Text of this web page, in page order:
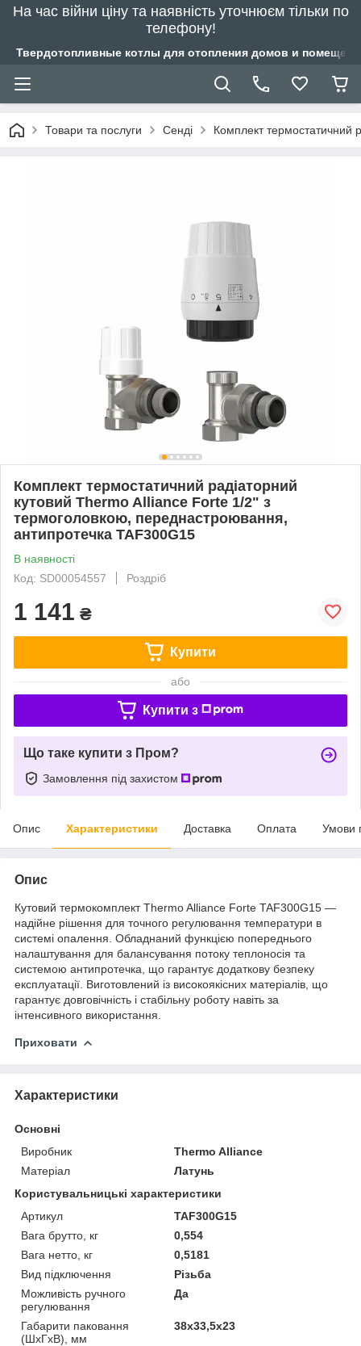
На час війни ціну та наявність уточнюєм тільки по
телефону!
Твердотопливные котлы для отопления домов и
Товари та послуги Сенді Комплект термостатичний
Комплект термостатичний радіаторний
кутовий Thermo Alliance Forte 1/2" з
термоголовкою, переднастроювання,
антипротечка TAF300G15
В наявності
Код: SD00054557
Роздріб
1 141 ₴
Купити
або
Купити з
Що таке купити з Пром?
Замовлення під захистом
Опис Характеристики Доставка Оплата Умови
Опис
Кутовий термокомплект Thermo Alliance Forte TAF300G15 —
надійне рішення для точного регулювання температури в
системі опалення. Обладнаний функцією попереднього
налаштування для балансування потоку теплоносія та
системою антипротечка, що гарантує додаткову безпеку
експлуатації. Виготовлений із високоякісних матеріалів, що
гарантує довговічність і стабільну роботу навіть за
інтенсивного використання.
Приховати
Характеристики
Основні
Виробник
Thermo Alliance
Матеріал
Латунь
Користувальницькі характеристики
Артикул
TAF300G15
Вага брутто, кг
0,554
Вага нетто, кг
0,5181
Вид підключення
Різьба
Можливість ручного
регулювання
Да
Габарити паковання
(ШхГхВ), мм
38х33,5х23